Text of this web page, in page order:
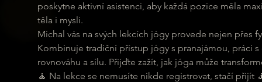
poskytne aktivní asistenci, aby každá pozice měla
těla i mysli.
Michal vás na svých lekcích jógy provede nejen
Kombinuje tradiční přístup jógy s pranajámou, práci
rovnováhu a sílu. Přijďte zažít, jak jóga může
🧘 Na lekce se nemusíte nikde registrovat, stačí přijít